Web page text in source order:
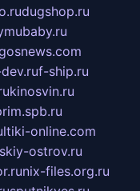
dugshop.ru
f-ship.ru
kinosvin.ru
online.com
ostrov.ru
nix-files.org.ru